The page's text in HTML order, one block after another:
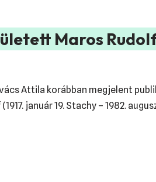
Maros
Attila korábban megjelent
január 19. Stachy – 1982.